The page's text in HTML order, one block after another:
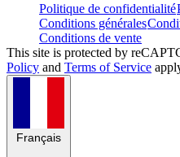
Politique de confidentialité
Conditions générales
Conditions de vente
This site is protected by
Policy and Terms of Service
Français